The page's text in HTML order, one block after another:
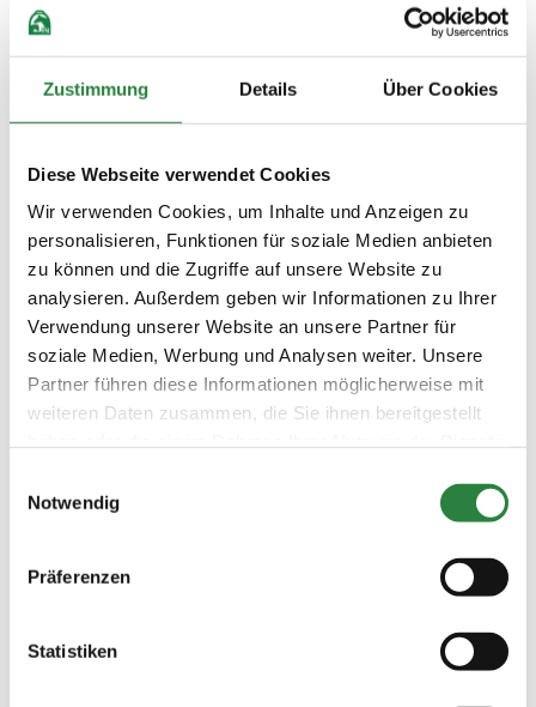
Zustimmung Details Über Cookies
Diese Webseite verwendet Cookies
Wir verwenden Cookies, um Inhalte und Anzeigen zu
personalisieren, Funktionen für soziale Medien anbieten
zu können und die Zugriffe auf unsere Website zu
analysieren. Außerdem geben wir Informationen zu Ihrer
Verwendung unserer Website an unsere Partner für
soziale Medien, Werbung und Analysen weiter. Unsere
Partner führen diese Informationen möglicherweise mit
weiteren Daten zusammen, die Sie ihnen bereitgestellt
Notwendig
Präferenzen
Statistiken
Heute ist Derby-Tag. Nach der Siegerehrung
Auch der Hamburger Hafengeburtstag findet am
pxhere.com
Information und Buchung:
Deutsche Reiterliche Vereinigung
Bereich PM
48229 Warendorf
Telefon 02581/6362-626
www.fn-travel.de
Reiseleistungen
modernen Mittelklasse-Hotel, Dauerkarte